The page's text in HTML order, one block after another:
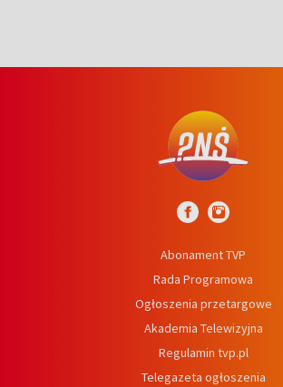
Abonament TVP
Rada Programowa
Ogłoszenia przetargowe
Akademia Telewizyjna
Regulamin tvp.pl
Telegazeta ogłoszenia